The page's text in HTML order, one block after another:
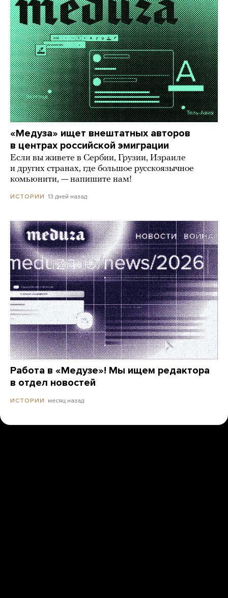
«Медуза» ищет внештатных авторов
в центрах российской эмиграции
Если вы живете в Сербии, Грузии, Израиле
и других странах, где большое русскоязычное
комьюнити, — напишите нам!
ИСТОРИИ 13 дней назад
Работа в «Медузе»! Мы ищем редактора
в отдел новостей
ИСТОРИИ месяц назад